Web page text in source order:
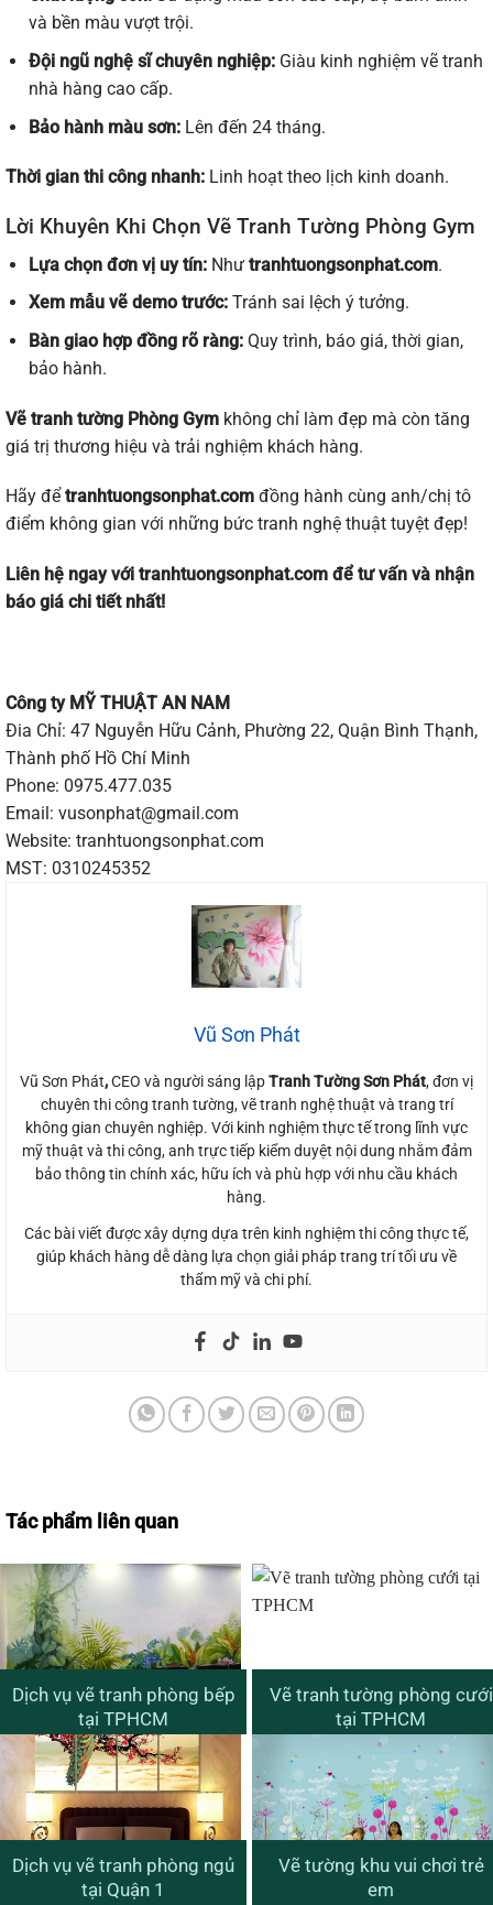
và bền màu vượt trội.
Đội ngũ nghệ sĩ chuyên nghiệp:Giàu kinh nghiệm vẽ tranh
nhà hàng cao cấp.
Bảo hành màu sơn:Lên đến 24 tháng.
Thời gian thi công nhanh: Linh hoạt theo lịch kinh doanh.
Lời Khuyên Khi Chọn Vẽ Tranh Tường Phòng Gym
Lựa chọn đơn vị uy tín:Như tranhtuongsonphat.com.
Xem mẫu vẽ demo trước:Tránh sai lệch ý tưởng.
Bàn giao hợp đồng rõ ràng:Quy trình, báo giá, thời gian,
bảo hành.
Vẽ tranh tường Phòng Gym không chỉ làm đẹp mà còn tăng
giá trị thương hiệu và trải nghiệm khách hàng.
Hãy để tranhtuongsonphat.com đồng hành cùng anh/chị tô
điểm không gian với những bức tranh nghệ thuật tuyệt đẹp!
Liên hệ ngay với tranhtuongsonphat.com để tư vấn và nhận
báo giá chi tiết nhất!
Công ty MỸ THUẬT AN NAM
Đia Chỉ: 47 Nguyễn Hữu Cảnh, Phường 22, Quận Bình Thạnh,
Thành phố Hồ Chí Minh
Phone: 0975.477.035
Email: vusonphat@gmail.com
Website: tranhtuongsonphat.com
MST: 0310245352
Vũ Sơn Phát
Vũ Sơn Phát,CEO và người sáng lậpTranh Tường Sơn Phát, đơn vị
chuyên thi công tranh tường, vẽ tranh nghệ thuật và trang trí
không gian chuyên nghiệp. Với kinh nghiệm thực tế trong lĩnh vực
mỹ thuật và thi công, anh trực tiếp kiểm duyệt nội dung nhằm đảm
bảo thông tin chính xác, hữu ích và phù hợp với nhu cầu khách
hàng.
Các bài viết được xây dựng dựa trên kinh nghiệm thi công thực tế,
giúp khách hàng dễ dàng lựa chọn giải pháp trang trí tối ưu về
thẩm mỹ và chi phí.
Tác phẩm liên quan
Dịch vụ vẽ tranh phòng bếp
tại TPHCM
Vẽ tranh tường phòng cưới
tại TPHCM
Dịch vụ vẽ tranh phòng ngủ
tại Quận 1
Vẽ tường khu vui chơi trẻ
em